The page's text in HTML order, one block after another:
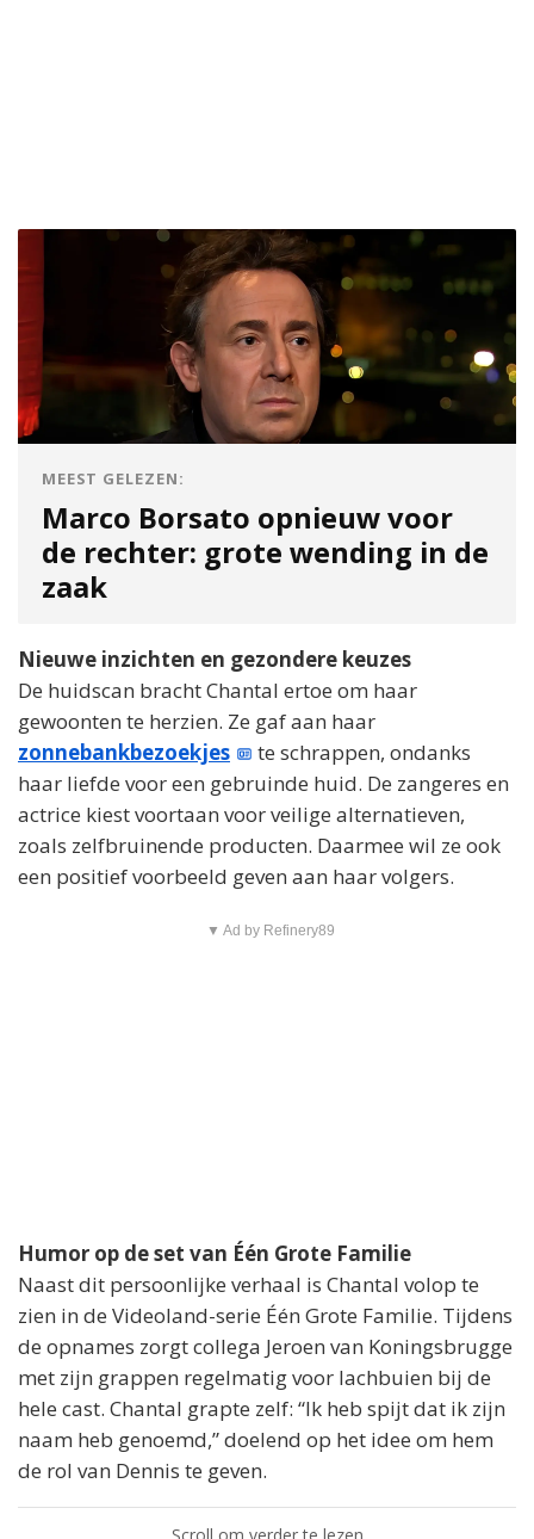
MEEST GELEZEN:
Marco Borsato opnieuw voor
de rechter: grote wending in de
zaak
Nieuwe inzichten en gezondere keuzes
De huidscan bracht Chantal ertoe om haar
gewoonten te herzien. Ze gaf aan haar
zonnebankbezoekjes
te schrappen, ondanks
haar liefde voor een gebruinde huid. De zangeres en
actrice kiest voortaan voor veilige alternatieven,
zoals zelfbruinende producten. Daarmee wil ze ook
een positief voorbeeld geven aan haar volgers.
▼ Ad by Refinery89
Humor op de set van Één Grote Familie
Naast dit persoonlijke verhaal is Chantal volop te
zien in de Videoland-serie Één Grote Familie. Tijdens
de opnames zorgt collega Jeroen van Koningsbrugge
met zijn grappen regelmatig voor lachbuien bij de
hele cast. Chantal grapte zelf: “Ik heb spijt dat ik zijn
naam heb genoemd,” doelend op het idee om hem
de rol van Dennis te geven.